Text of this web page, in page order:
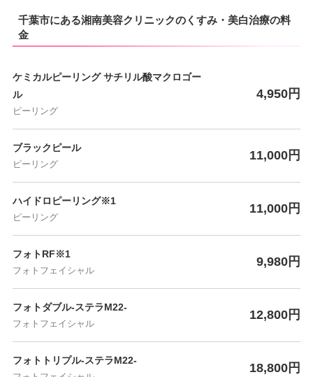
千葉市にある湘南美容クリニックのくすみ・美白治療の料
金
ケミカルピーリング サチリル酸マクロゴー
ル
ピーリング
4,950円
ブラックピール
ピーリング
11,000円
ハイドロピーリング※1
ピーリング
11,000円
フォトRF※1
フォトフェイシャル
9,980円
フォトダブル-ステラM22-
フォトフェイシャル
12,800円
フォトトリプル-ステラM22-
18,800円